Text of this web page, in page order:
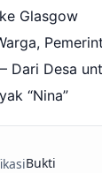
Glasgow
Dari Desa
“Nina”
Bukti